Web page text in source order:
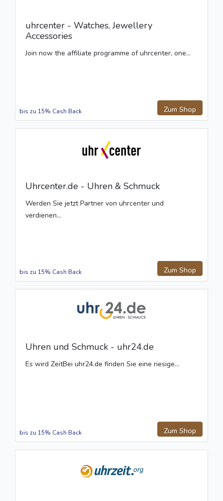
uhrcenter - Watches, Jewellery
Accessories
Join now the affiliate programme of uhrcenter, one...
Zum Shop
bis zu 15% Cash Back
Uhrcenter.de - Uhren & Schmuck
Werden Sie jetzt Partner von uhrcenter und
verdienen...
Zum Shop
bis zu 15% Cash Back
Uhren und Schmuck - uhr24.de
Es wird ZeitBei uhr24.de finden Sie eine riesige...
Zum Shop
bis zu 15% Cash Back